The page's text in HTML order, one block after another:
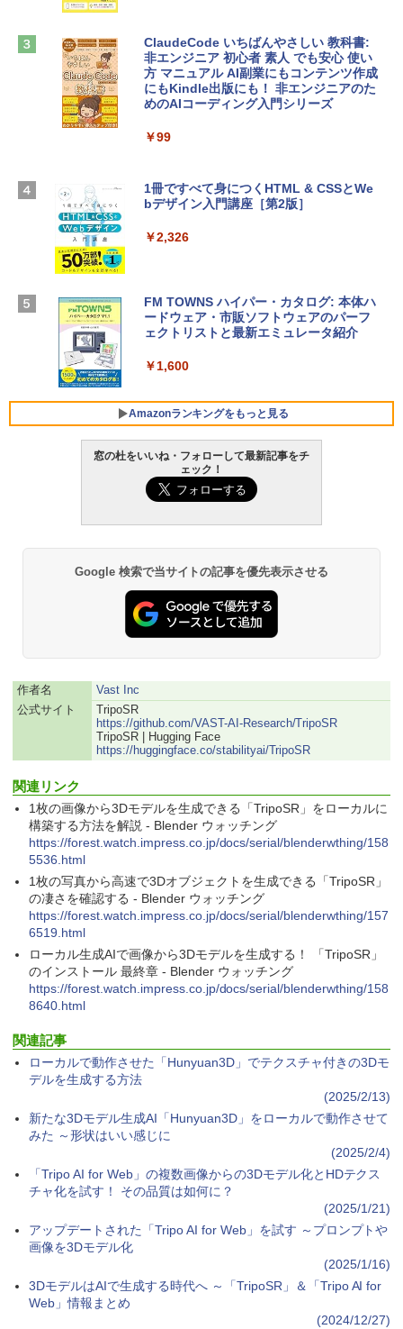
￥2,952
Apple 2026 MacBook Air M5チップ搭載
igence、13.6インチLiquid Retinaディ
ラ、Touch ID - ミッドナイト + 3年延長
AppleCare+ for 13インチMacBook Air
(M5)|ダウンロード版
￥347,600
【Amazon.co.jp限定】 HP ノートパソコ
ン 15-fd 15.6インチ 16GBメモリ 512GB
SSD インテル Core 5
￥129,800
FMV ノートパソコン WE1-K3 (MS 365 P
ersonal/Copilotキー搭載/Win 11/15.6型/
Core i5/16GB/SSD 512GB/ホワイト) FM
VWK3E15W_AZ
￥123,400
Robloxギフトカード - 2,000 Robux 【限
定バーチャルアイテムを含む】 【オンラ
インゲームコード】 ロブロックス | オン
ラインコード版
￥3,200
Robloxギフトカード - 1000 Robux 【限
定バーチャルアイテムを含む】 【オンラ
ラインコード版
Windows版 | Minecraft (マインクラフ
ト): Java & Bedrock Edition | オンライ
ClaudeCode いちばんやさしい 教科書:
非エンジニア 初心者 素人 でも安心 使い
方 マニュアル AI副業にもコンテンツ作成
にもKindle出版にも！ 非エンジニアのた
めのAIコーディング入門シリーズ
￥99
1冊ですべて身につくHTML & CSSとWe
bデザイン入門講座［第2版］
￥2,326
FM TOWNS ハイパー・カタログ: 本体ハ
ードウェア・市販ソフトウェアのパーフ
ェクトリストと最新エミュレータ紹介
￥1,600
Amazonランキングをもっと見る
Amazon Kindle Paperwhite (16GB) 7イ
ンチディスプレイ、色調調節ライト、12
￥27,980
Amazon Kindle - 目に優しい、かさばら
ない、大きな画面で読みやすい、6週間持
るさ自動調整、色調調節ライト、12週間
持続バッテリー、広告なし、メタリック
ブラック
Amazon Kindle Colorsoft | 16GBストレ
ージ、防水、7インチカラーディスプレ
テリー、広告無し、ブラック (2025年発
売)
New Amazon Kindle Scribe Colorsoft |
11インチカラーディスプレイ、64GBスト
整、色調調節ライト、プレミアムペン付
き、グラファイト
窓の杜をいいね・フォローして最新記事をチ
ェック！
Google 検索で当サイトの記事を優先表示させる
作者名
Vast Inc
公式サイト
TripoSR
https://github.com/VAST-AI-Research/TripoSR
TripoSR | Hugging Face
https://huggingface.co/stabilityai/TripoSR
関連リンク
1枚の画像から3Dモデルを生成できる「TripoSR」をローカルに
構築する方法を解説 - Blender ウォッチング
https://forest.watch.impress.co.jp/docs/serial/blenderwthing/158
5536.html
1枚の写真から高速で3Dオブジェクトを生成できる「TripoSR」
の凄さを確認する - Blender ウォッチング
https://forest.watch.impress.co.jp/docs/serial/blenderwthing/157
6519.html
ローカル生成AIで画像から3Dモデルを生成する！ 「TripoSR」
のインストール 最終章 - Blender ウォッチング
https://forest.watch.impress.co.jp/docs/serial/blenderwthing/158
8640.html
関連記事
ローカルで動作させた「Hunyuan3D」でテクスチャ付きの3Dモ
デルを生成する方法
(2025/2/13)
新たな3Dモデル生成AI「Hunyuan3D」をローカルで動作させて
みた ～形状はいい感じに
(2025/2/4)
「Tripo AI for Web」の複数画像からの3Dモデル化とHDテクス
チャ化を試す！ その品質は如何に？
(2025/1/21)
アップデートされた「Tripo AI for Web」を試す ～プロンプトや
画像を3Dモデル化
(2025/1/16)
3DモデルはAIで生成する時代へ ～「TripoSR」＆「Tripo AI for
Web」情報まとめ
(2024/12/27)